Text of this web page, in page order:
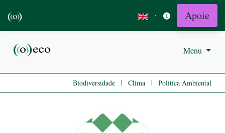
· Apoie
Menu
Biodiversidade | Clima | Politica Ambiental